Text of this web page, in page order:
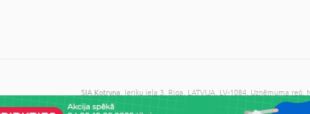
SIA Kotryna , Ieriķu iela 3, Riga, LATVIJA, LV-1084, Uzņēmuma
© 2026 Visas tiesības aizsargātas. Kopēt informāciju bez